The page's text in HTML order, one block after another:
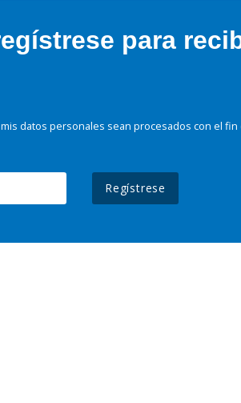
para
datos personales sean procesados con el
Regístrese